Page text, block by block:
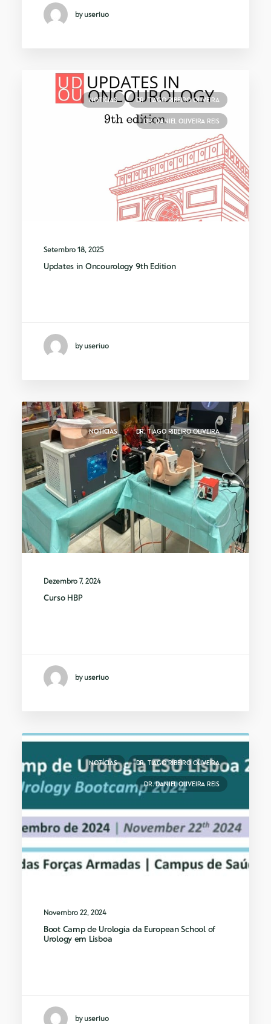
by useriuo
NOTÍCIAS DR. TIAGO RIBEIRO OLIVEIRA
DR. DANIEL OLIVEIRA REIS
Setembro 18, 2025
Updates in Oncourology 9th Edition
by useriuo
NOTÍCIAS DR. TIAGO RIBEIRO OLIVEIRA
Dezembro 7, 2024
Curso HBP
by useriuo
NOTÍCIAS DR. TIAGO RIBEIRO OLIVEIRA
DR. DANIEL OLIVEIRA REIS
Novembro 22, 2024
Boot Camp de Urologia da European School of
Urology em Lisboa
by useriuo